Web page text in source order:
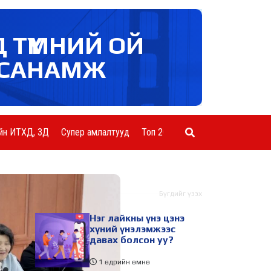
ТҮМНИЙ ОЙ
ИТХД, ЗД Супер амлалтууд Топ 20 ААН
Шинэ мэдээ Бүгдийг үзэх
Нэг лайкны үнэ цэнэ
хүний үнэлэмжээс
давах болсон уу?
1 өдрийн өмнө